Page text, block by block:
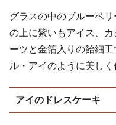
グラスの中のブルーベ
の上に紫いもアイス、
ーツと金箔入りの飴細
ル・アイのように美しく
アイのドレスケーキ